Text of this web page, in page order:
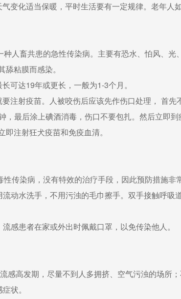
变化适当保暖，平时生活要有一定规律。老年人
人畜共患的急性传染病。主要有恐水、怕风、光
粘膜而感染。
可达19年或更长，一般为1-3个月。
注射疫苗。人被咬伤后应该先作伤口处理， 首
最后涂上碘酒消毒，伤口不要包扎。然后立即
注射狂犬疫苗和免疫血清。
染病，没有特效的治疗手段，因此预防措施非
水洗手，不用污浊的毛巾擦手。双手接触呼吸道
感患者在家或外出时佩戴口罩，以免传染他人
发期，尽量不到人多拥挤、空气污浊的场所；
状。